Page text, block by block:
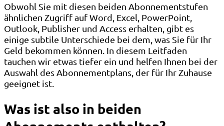
Obwohl Sie mit diesen beiden Abonnementstufen
ähnlichen Zugriff auf Word, Excel, PowerPoint,
Outlook, Publisher und Access erhalten, gibt es
einige subtile Unterschiede bei dem, was Sie für Ihr
Geld bekommen können. In diesem Leitfaden
tauchen wir etwas tiefer ein und helfen Ihnen bei der
Auswahl des Abonnementplans, der für Ihr Zuhause
geeignet ist.
Was ist also in beiden